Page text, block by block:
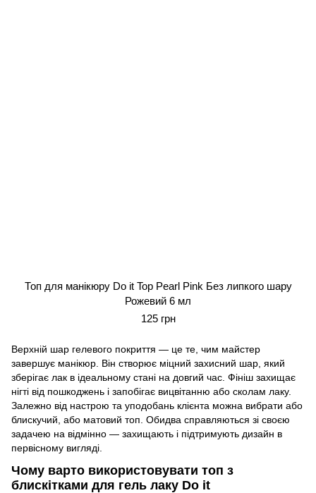
Топ для манікюру Do it Top Pearl Pink Без липкого шару
Рожевий 6 мл
125 грн
Верхній шар гелевого покриття — це те, чим майстер
завершує манікюр. Він створює міцний захисний шар, який
зберігає лак в ідеальному стані на довгий час. Фініш захищає
нігті від пошкоджень і запобігає вицвітанню або сколам лаку.
Залежно від настрою та уподобань клієнта можна вибрати або
блискучий, або матовий топ. Обидва справляються зі своєю
задачею на відмінно — захищають і підтримують дизайн в
первісному вигляді.
Чому варто використовувати топ з
блискітками для гель лаку Do it